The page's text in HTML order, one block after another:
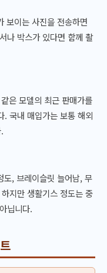
보이는 사진을 전송하면
나 박스가 있다면 함께 촬
은 모델의 최근 판매가를
. 국내 매입가는 보통 해외
도, 브레이슬릿 늘어남, 무
지만 생활기스 정도는 중
닙니다.